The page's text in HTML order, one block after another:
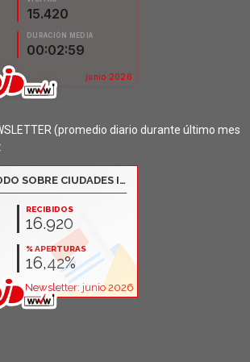
(promedio diario durante último mes